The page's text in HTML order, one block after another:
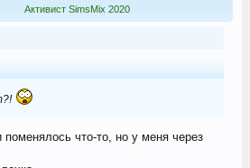
Активист SimsMix 2020
что-то, но у меня через